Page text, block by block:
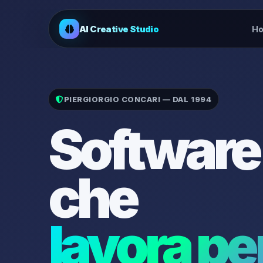
AI Creative Studio
PIERGIORGIO CONCARI — DAL 1994
che
lavora